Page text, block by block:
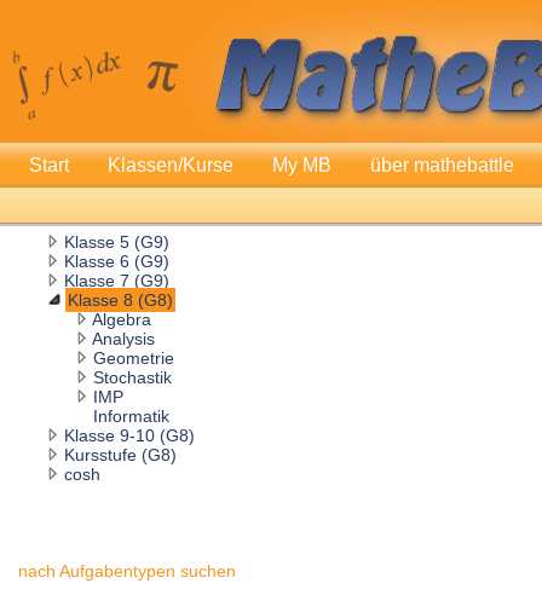
Start Klassen/Kurse My MB über mathebattle
Klasse 5 (G9)
Klasse 6 (G9)
Klasse 7 (G9)
Klasse 8 (G8)
Algebra
Analysis
Geometrie
Stochastik
IMP
Informatik
Klasse 9-10 (G8)
Kursstufe (G8)
cosh
nach Aufgabentypen suchen